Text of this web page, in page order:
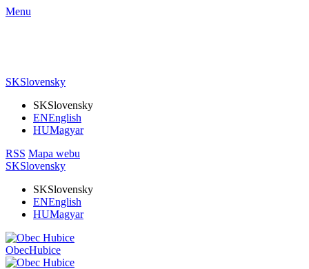
Menu
SKSlovensky
SKSlovensky
ENEnglish
HUMagyar
RSS Mapa webu
SKSlovensky
SKSlovensky
ENEnglish
HUMagyar
ObecHubice